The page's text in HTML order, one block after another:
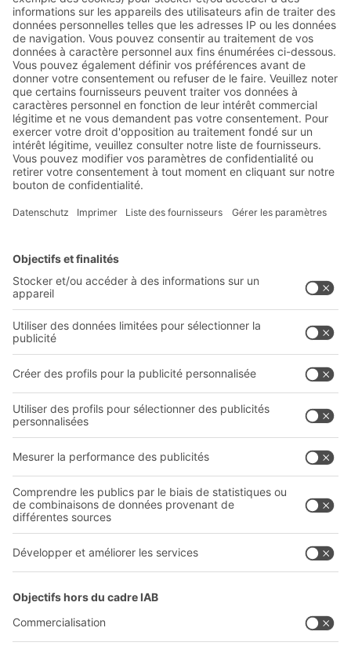
Abonnez-vous à la lettre
d'information de BITO :
Actualités de l'entrepôt et de
la logistique
Réductions exclusives
Innovations
S'inscrire à la newsletter
Solutions BITO
Solutions intralogistiques
Bacs en matière plastique
Systèmes de rayonnages
Prestations de service
LE PRO DU STOCKAGE
Entreprise
Qui sommes-nous ?
Sites internationaux
Sites de production
Follow us
ABIT O
YOUR LIFE.